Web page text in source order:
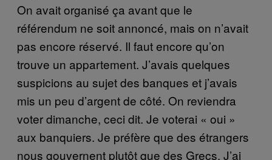
On avait organisé ça avant que le
référendum ne soit annoncé, mais on n’avait
pas encore réservé. Il faut encore qu’on
trouve un appartement. J’avais quelques
suspicions au sujet des banques et j’avais
mis un peu d’argent de côté. On reviendra
voter dimanche, ceci dit. Je voterai « oui »
aux banquiers. Je préfère que des étrangers
nous gouvernent plutôt que des Grecs. J’ai